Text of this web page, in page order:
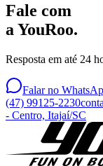
Fale com
a YouRoo.
Resposta em até 24
Falar no
(47) 99125-2230
- Centro, Itajaí/SC